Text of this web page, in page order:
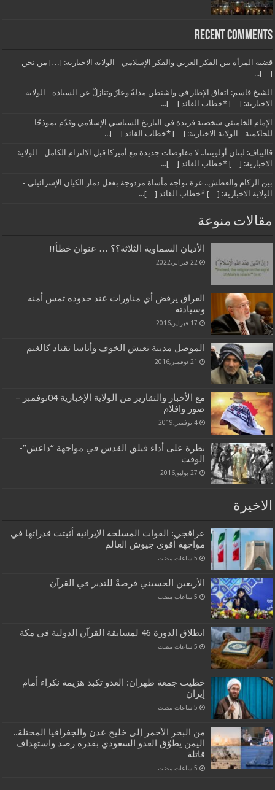
Recent Comments
قضية المرأة بين الفكر الغربي والفكر الإسلامي - الولاية الاخبارية: […] من نحن
[…]...
الشيخ قاسم: اتفاق الإطار في واشنطن مذلةٌ وعارٌ وتنازلٌ عن السيادة - الولاية
الاخبارية: […] *خطاب القائد […]...
الإمام الخامنئي شخصية فريدة في التاريخ السياسي الإسلامي وقدّم نموذجًا
للحاكمية - الولاية الاخبارية: […] *خطاب القائد […]...
قاليباف: لبنان أولويتنا.. لا مفاوضات جديدة مع أميركا قبل الالتزام الكامل - الولاية
الاخبارية: […] *خطاب القائد […]...
بين الركام والعطش.. غزة تواجه مأساة مزدوجة بفعل دمار الكيان الإسرائيلي -
الولاية الاخبارية: […] *خطاب القائد […]...
مقالات منوعة
الأديان السماوية الثلاثة؟؟ … عنوان خطأ!!
22 فبراير,2022
العراق يرفض أي مناورات عند حدوده تمس أمنه
وسيادته
17 فبراير,2016
الموصل مدينة تعيش الخوف وأناسا تقتاد كالغنم
21 نوفمبر,2016
مع الأخبار والتقارير من الولاية الإخبارية 04نوفمبر –
صور وافلام
4 نوفمبر,2019
نظرة على أداء فيلق القدس في مواجهة “داعش”-
الوقت
27 يوليو,2016
الاخيرة
عراقجي: القوات المسلحة الإيرانية أثبتت قدراتها في
مواجهة أقوى جيوش العالم
الأربعين الحسيني فرصةٌ للتدبر في القرآن
انطلاق الدورة 46 لمسابقة القرآن الدولية في مكة
خطيب جمعة طهران: العدو تكبد هزيمة نكراء أمام
إيران
من البحر الأحمر إلى خليج عدن والجغرافيا المحتلة..
اليمن يطوّق العدو السعودي بقدرة رصد واستهداف
قاتلة